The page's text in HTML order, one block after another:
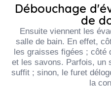
Débouchage
de
Ensuite viennent les
salle de bain. En effet,
les graisses figées ; côté
et les savons. Parfois, un
suffit ; sinon, le furet
la